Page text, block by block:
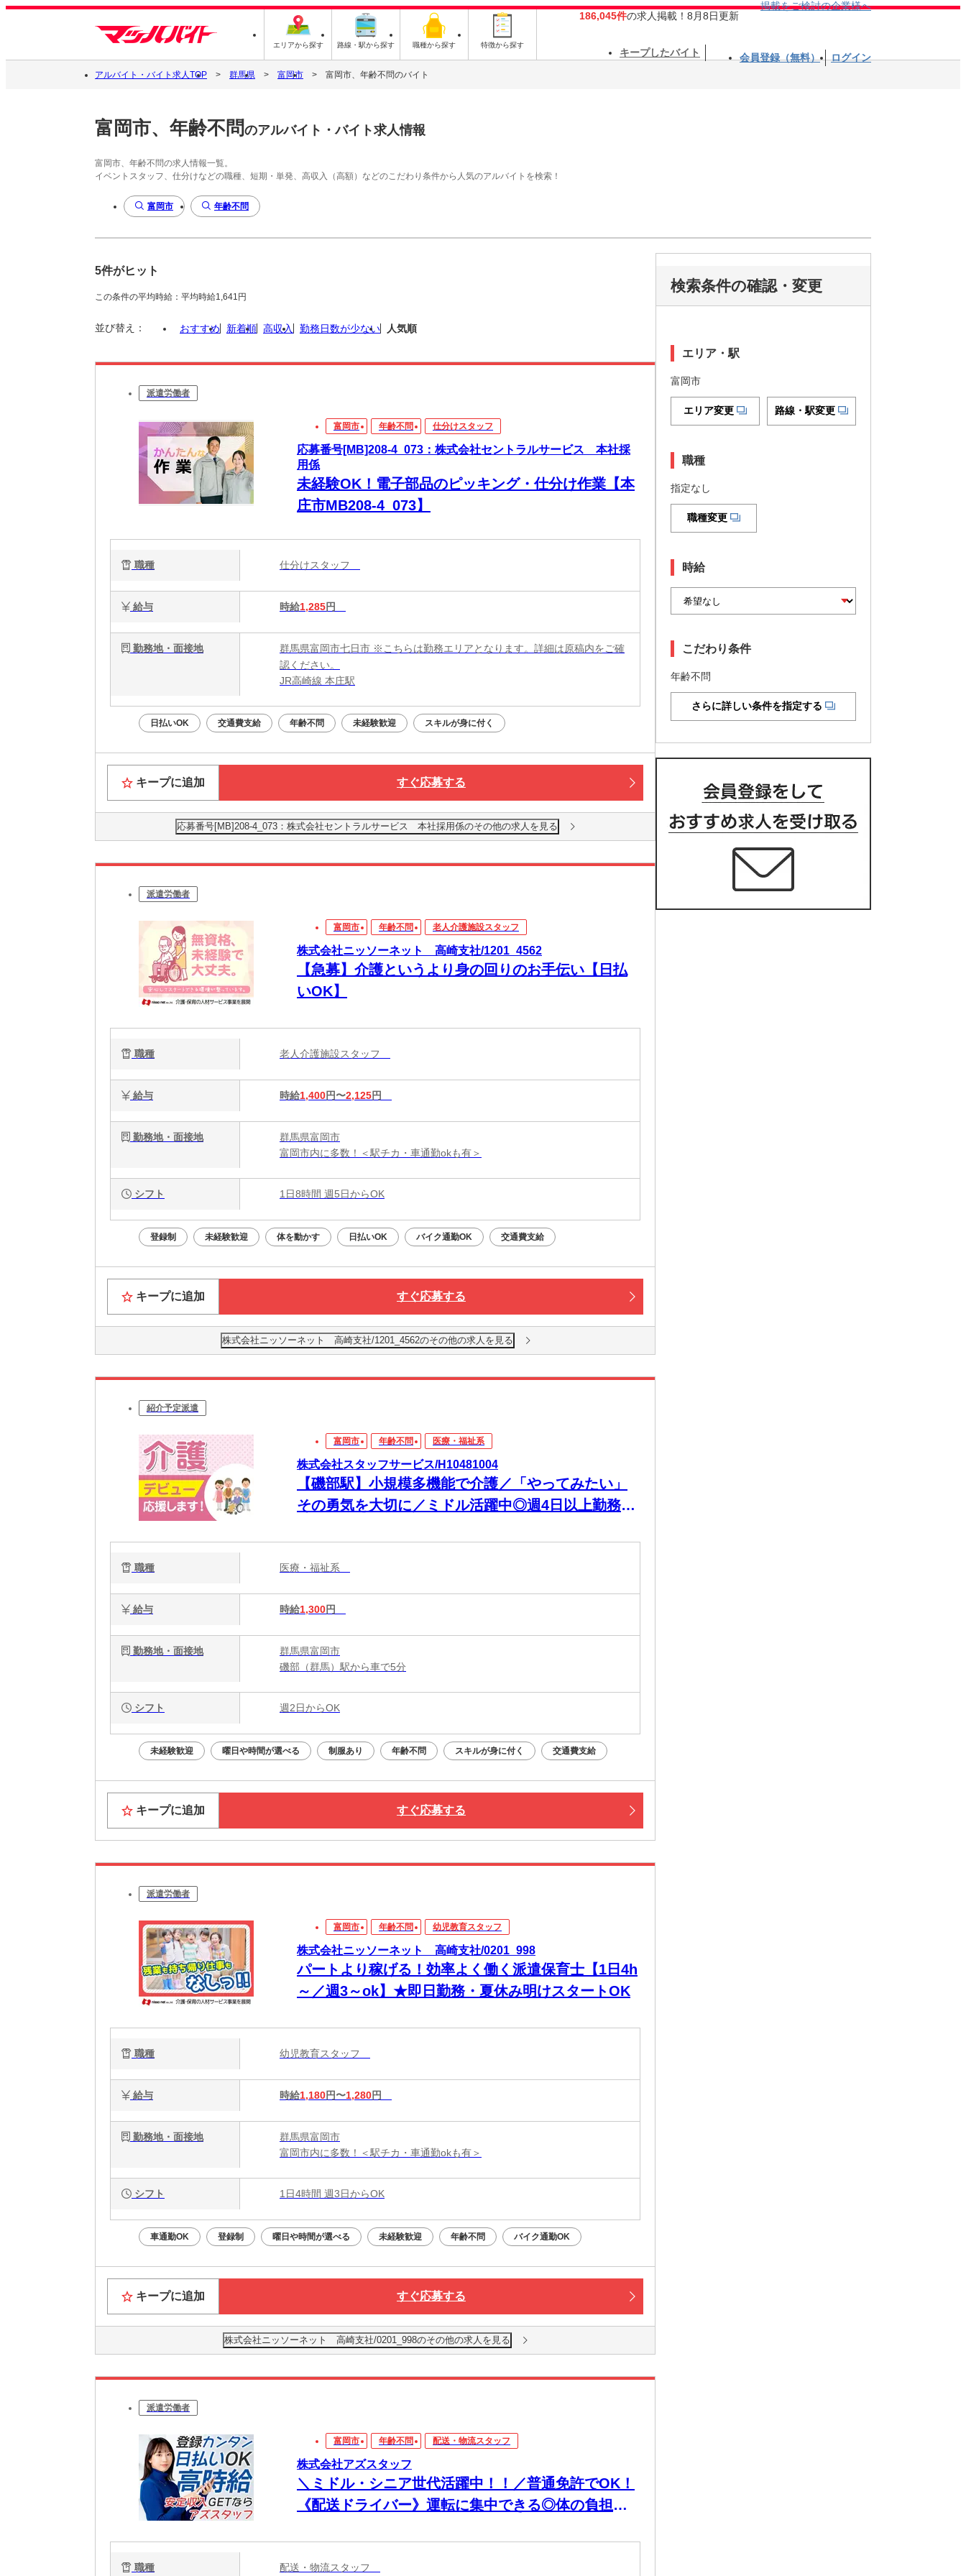
エリアから探す 路線・駅から探す 職種から探す 特徴から探す
186,045件の求人掲載！8月8日更新
掲載をご検討の企業様へ
キープしたバイト 会員登録（無料） ログイン
アルバイト・バイト求人TOP 群馬県 富岡市 富岡市、年齢不問のバイト
富岡市、年齢不問のアルバイト・バイト求人情報
富岡市、年齢不問の求人情報一覧。
イベントスタッフ、仕分けなどの職種、短期・単発、高収入（高額）などのこだわり条件から人気のアルバイトを検索！
富岡市 年齢不問
5件がヒット
この条件の平均時給：平均時給1,641円
並び替え： おすすめ 新着順 高収入 勤務日数が少ない 人気順
派遣労働者
富岡市 年齢不問 仕分けスタッフ
応募番号[MB]208-4_073：株式会社セントラルサービス 本社採
用係
未経験OK！電子部品のピッキング・仕分け作業【本
庄市MB208-4_073】
職種 仕分けスタッフ
給与 時給1,285円
勤務地・面接地
群馬県富岡市七日市 ※こちらは勤務エリアとなります。詳細は原稿内をご確
認ください。
JR高崎線 本庄駅
日払いOK 交通費支給 年齢不問 未経験歓迎 スキルが身に付く
キープに追加 すぐ応募する
応募番号[MB]208-4_073：株式会社セントラルサービス 本社採用係のその他の求人を見る
派遣労働者
富岡市 年齢不問 老人介護施設スタッフ
株式会社ニッソーネット 高崎支社/1201_4562
【急募】介護というより身の回りのお手伝い【日払
いOK】
職種 老人介護施設スタッフ
給与 時給1,400円〜2,125円
勤務地・面接地
群馬県富岡市
富岡市内に多数！＜駅チカ・車通勤okも有＞
シフト 1日8時間 週5日からOK
登録制 未経験歓迎 体を動かす 日払いOK バイク通勤OK 交通費支給
キープに追加 すぐ応募する
株式会社ニッソーネット 高崎支社/1201_4562のその他の求人を見る
紹介予定派遣
富岡市 年齢不問 医療・福祉系
株式会社スタッフサービス/H10481004
【磯部駅】小規模多機能で介護／「やってみたい」
その勇気を大切に／ミドル活躍中◎週4日以上勤務可
職種 医療・福祉系
給与 時給1,300円
勤務地・面接地
群馬県富岡市
磯部（群馬）駅から車で5分
シフト 週2日からOK
未経験歓迎 曜日や時間が選べる 制服あり 年齢不問 スキルが身に付く 交通費支給
キープに追加 すぐ応募する
派遣労働者
富岡市 年齢不問 幼児教育スタッフ
株式会社ニッソーネット 高崎支社/0201_998
パートより稼げる！効率よく働く派遣保育士【1日4h
～／週3～ok】★即日勤務・夏休み明けスタートOK
職種 幼児教育スタッフ
給与 時給1,180円〜1,280円
勤務地・面接地
群馬県富岡市
富岡市内に多数！＜駅チカ・車通勤okも有＞
シフト 1日4時間 週3日からOK
車通勤OK 登録制 曜日や時間が選べる 未経験歓迎 年齢不問 バイク通勤OK
キープに追加 すぐ応募する
株式会社ニッソーネット 高崎支社/0201_998のその他の求人を見る
派遣労働者
富岡市 年齢不問 配送・物流スタッフ
株式会社アズスタッフ
＼ミドル・シニア世代活躍中！！／普通免許でOK！
《配送ドライバー》運転に集中できる◎体の負担は
職種 配送・物流スタッフ
検索条件の確認・変更
エリア・駅
富岡市
エリア変更 路線・駅変更
職種
指定なし
職種変更
時給
こだわり条件
年齢不問
さらに詳しい条件を指定する